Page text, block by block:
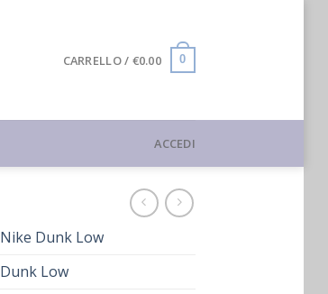
CARRELLO / €0.00 0
ACCEDI
Nike Dunk Low
Dunk Low